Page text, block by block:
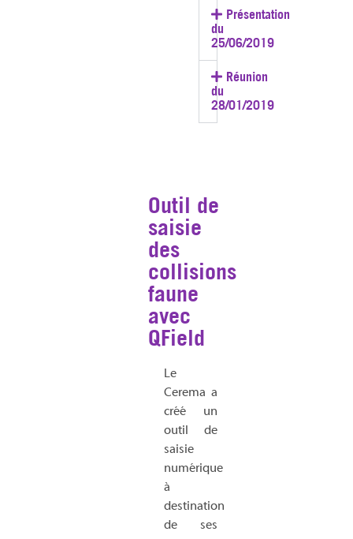
Présentation
du
25/06/2019
Réunion
du
28/01/2019
Outil de
saisie
des
collisions
faune
avec
QField
Le
Cerema a
créé un
outil de
saisie
numérique
à
destination
de ses